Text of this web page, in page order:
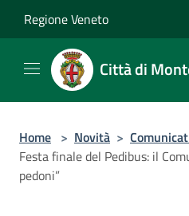
Regione Veneto
Città di
Home > Novità >
Festa finale del Pedibus: il
pedoni”